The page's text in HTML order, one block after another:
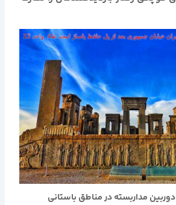
مداربسته در مناطق باستانی